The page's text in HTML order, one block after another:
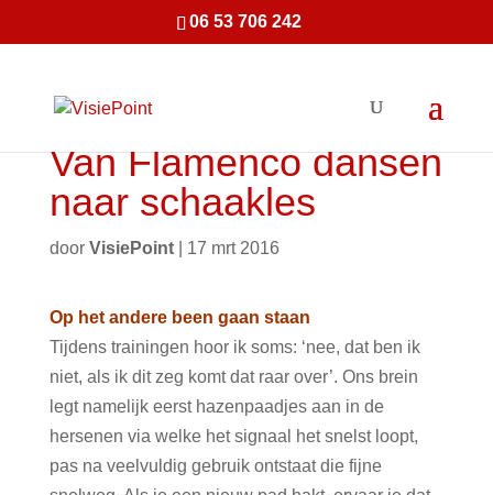
06 53 706 242
Van Flamenco dansen
naar schaakles
door VisiePoint| 17 mrt 2016
Op het andere been gaan staan
Tijdens trainingen hoor ik soms: ‘nee, dat ben ik
niet, als ik dit zeg komt dat raar over’. Ons brein
legt namelijk eerst hazenpaadjes aan in de
hersenen via welke het signaal het snelst loopt,
pas na veelvuldig gebruik ontstaat die fijne